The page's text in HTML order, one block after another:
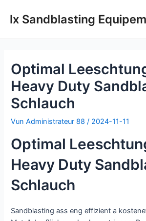
lx Sandblasting
Optimal
Heavy Duty
Schlauch
VunAdministrateur 88/ 2024-11-11
Optimal
Heavy Duty
Schlauch
Sandblasting ass eng effizient a